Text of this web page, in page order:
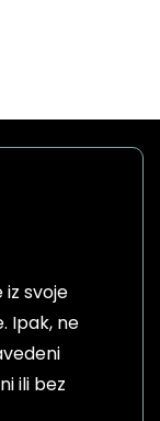
svoje
Ipak, ne
ili bez